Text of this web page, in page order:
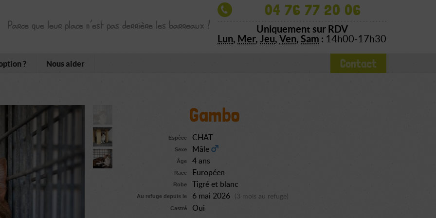
Parce que leur place n’est pas derrière les barreaux !
04 76 77 20 06
Uniquement sur RDV
Lun, Mer, Jeu, Ven, Sam : 14h00-17h30
? Nous aider Contact
Gambo
Espèce CHAT
Sexe Mâle
Âge 4 ans
Race Européen
Robe Tigré et blanc
Au refuge depuis le 6 mai 2026 (3 mois au refuge)
Castré Oui